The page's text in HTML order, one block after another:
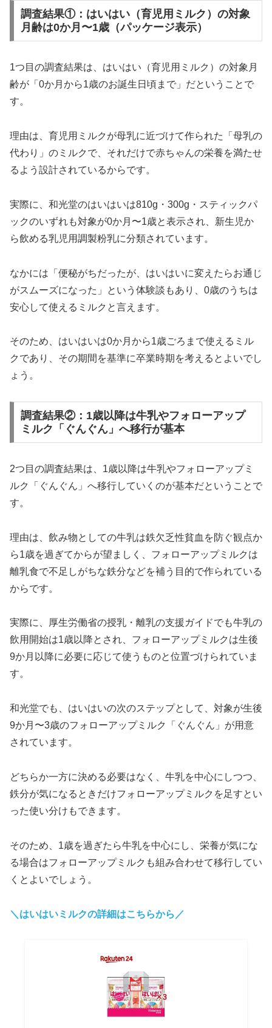
調査結果①：はいはい（育児用ミルク）の対象
月齢は0か月〜1歳（パッケージ表示）
1つ目の調査結果は、はいはい（育児用ミルク）の対象月
齢が「0か月から1歳のお誕生日頃まで」だということで
す。
理由は、育児用ミルクが母乳に近づけて作られた「母乳の
代わり」のミルクで、それだけで赤ちゃんの栄養を満たせ
るよう設計されているからです。
実際に、和光堂のはいはいは810g・300g・スティックパ
ックのいずれも対象が0か月〜1歳と表示され、新生児か
ら飲める乳児用調製粉乳に分類されています。
なかには「便秘がちだったが、はいはいに変えたらお通じ
がスムーズになった」という体験談もあり、0歳のうちは
安心して使えるミルクと言えます。
そのため、はいはいは0か月から1歳ごろまで使えるミル
クであり、その期間を基準に卒業時期を考えるとよいでし
ょう。
調査結果②：1歳以降は牛乳やフォローアップ
ミルク「ぐんぐん」へ移行が基本
2つ目の調査結果は、1歳以降は牛乳やフォローアップミ
ルク「ぐんぐん」へ移行していくのが基本だということで
す。
理由は、飲み物としての牛乳は鉄欠乏性貧血を防ぐ観点か
ら1歳を過ぎてからが望ましく、フォローアップミルクは
離乳食で不足しがちな鉄分などを補う目的で作られている
からです。
実際に、厚生労働省の授乳・離乳の支援ガイドでも牛乳の
飲用開始は1歳以降とされ、フォローアップミルクは生後
9か月以降に必要に応じて使うものと位置づけられていま
す。
和光堂でも、はいはいの次のステップとして、対象が生後
9か月〜3歳のフォローアップミルク「ぐんぐん」が用意
されています。
どちらか一方に決める必要はなく、牛乳を中心にしつつ、
鉄分が気になるときだけフォローアップミルクを足すとい
った使い分けもできます。
そのため、1歳を過ぎたら牛乳を中心にし、栄養が気にな
る場合はフォローアップミルクも組み合わせて移行してい
くとよいでしょう。
＼はいはいミルクの詳細はこちらから／